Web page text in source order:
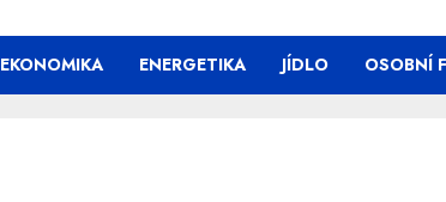
EKONOMIKA ENERGETIKA JÍDLO OSOBNÍ